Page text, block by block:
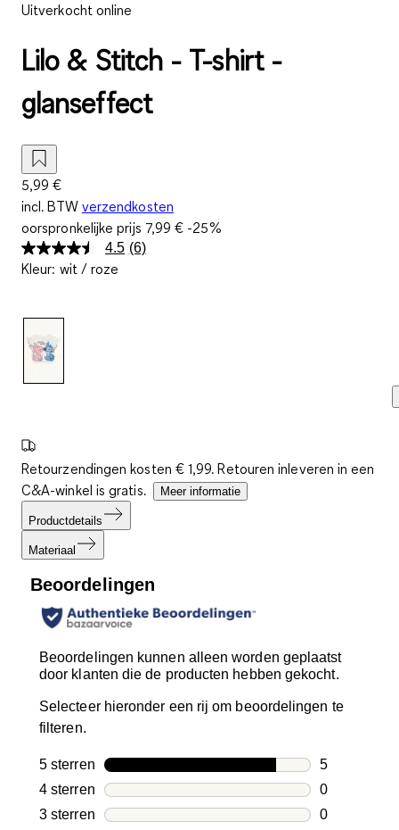
Uitverkocht online
Lilo & Stitch - T-shirt -
glanseffect
5,99 €
incl. BTW verzendkosten
oorspronkelijke prijs 7,99 € -25%
4.5 Lees
(6)
Kleur: wit / roze
Retourzendingen kosten € 1,99. Retouren inleveren in een
C&A-winkel is gratis.
Meer informatie
Productdetails
Materiaal
Beoordelingen
Beoordelingen kunnen alleen worden geplaatst
door klanten die de producten hebben gekocht.
Selecteer hieronder een rij om beoordelingen te
filteren.
5 sterren sterren
5
5
4 sterren sterren
0
0
3 sterren sterren
0